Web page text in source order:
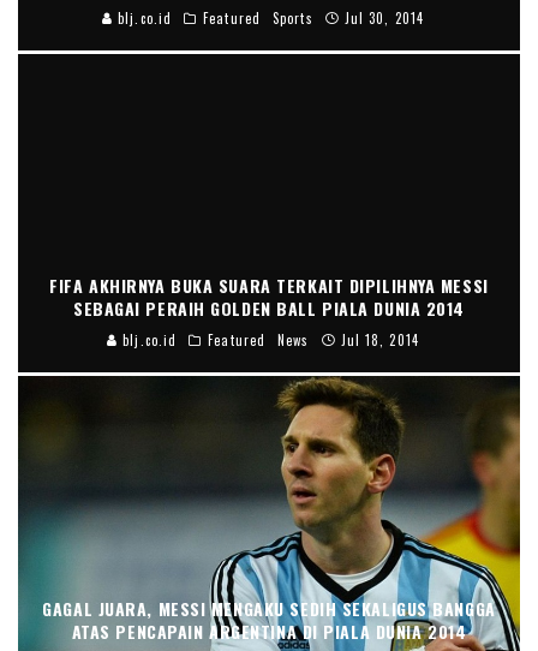
blj.co.id Featured Sports Jul 30, 2014
FIFA AKHIRNYA BUKA SUARA TERKAIT DIPILIHNYA MESSI
SEBAGAI PERAIH GOLDEN BALL PIALA DUNIA 2014
blj.co.id Featured News Jul 18, 2014
GAGAL JUARA, MESSI MENGAKU SEDIH SEKALIGUS BANGGA
ATAS PENCAPAIN ARGENTINA DI PIALA DUNIA 2014